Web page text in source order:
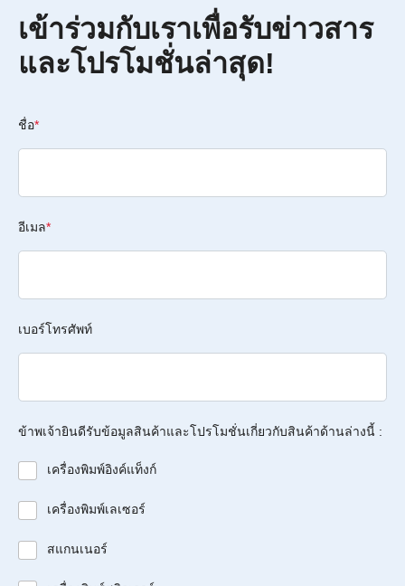
เข้าร่วมกับเราเพื่อรับข่าวสาร
และโปรโมชั่นล่าสุด!
ชื่อ*
อีเมล*
เบอร์โทรศัพท์
ข้าพเจ้ายินดีรับข้อมูลสินค้าและโปรโมชั่นเกี่ยวกับสินค้าด้านล่างนี้ :
เครื่องพิมพ์อิงค์แท็งก์
เครื่องพิมพ์เลเซอร์
สแกนเนอร์